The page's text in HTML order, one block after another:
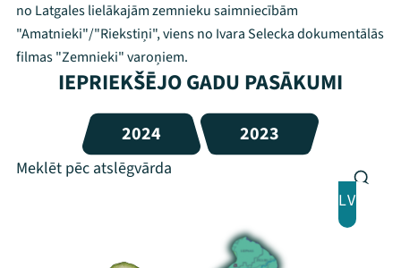
no Latgales lielākajām zemnieku saimniecībām
"Amatnieki"/"Riekstiņi", viens no Ivara Selecka dokumentālās
filmas "Zemnieki" varoņiem.
IEPRIEKŠĒJO GADU PASĀKUMI
2024 2023
LV